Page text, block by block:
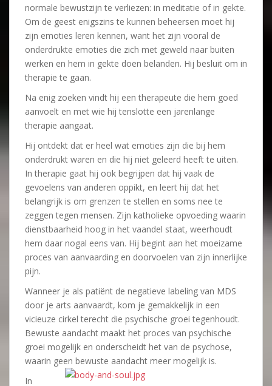
normale bewustzijn te verliezen: in meditatie of in gekte.
Om de geest enigszins te kunnen beheersen moet hij
zijn emoties leren kennen, want het zijn vooral de
onderdrukte emoties die zich met geweld naar buiten
werken en hem in gekte doen belanden. Hij besluit om in
therapie te gaan.
Na enig zoeken vindt hij een therapeute die hem goed
aanvoelt en met wie hij tenslotte een jarenlange
therapie aangaat.
Hij ontdekt dat er heel wat emoties zijn die bij hem
onderdrukt waren en die hij niet geleerd heeft te uiten.
In therapie gaat hij ook begrijpen dat hij vaak de
gevoelens van anderen oppikt, en leert hij dat het
belangrijk is om grenzen te stellen en soms nee te
zeggen tegen mensen. Zijn katholieke opvoeding waarin
dienstbaarheid hoog in het vaandel staat, weerhoudt
hem daar nogal eens van. Hij begint aan het moeizame
proces van aanvaarding en doorvoelen van zijn innerlijke
pijn.
Wanneer je als patiënt de negatieve labeling van MDS
door je arts aanvaardt, kom je gemakkelijk in een
vicieuze cirkel terecht die psychische groei tegenhoudt.
Bewuste aandacht maakt het proces van psychische
groei mogelijk en onderscheidt het van de psychose,
waarin geen bewuste aandacht meer mogelijk is.
In